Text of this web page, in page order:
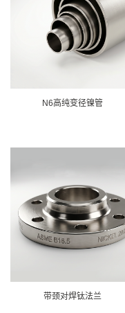
N6高纯变径镍管
带颈对焊钛法兰